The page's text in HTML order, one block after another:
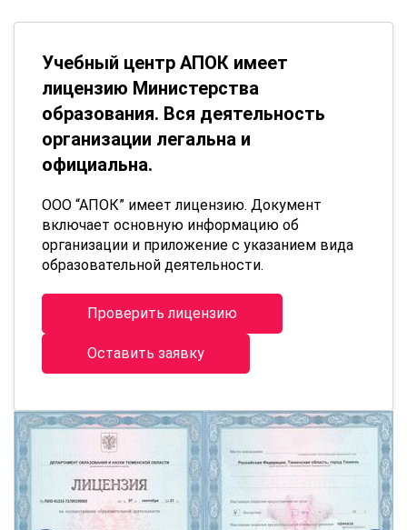
Учебный центр АПОК имеет
лицензию Министерства
образования. Вся деятельность
организации легальна и
официальна.
ООО “АПОК” имеет лицензию. Документ
включает основную информацию об
организации и приложение с указанием вида
образовательной деятельности.
Проверить лицензию
Оставить заявку